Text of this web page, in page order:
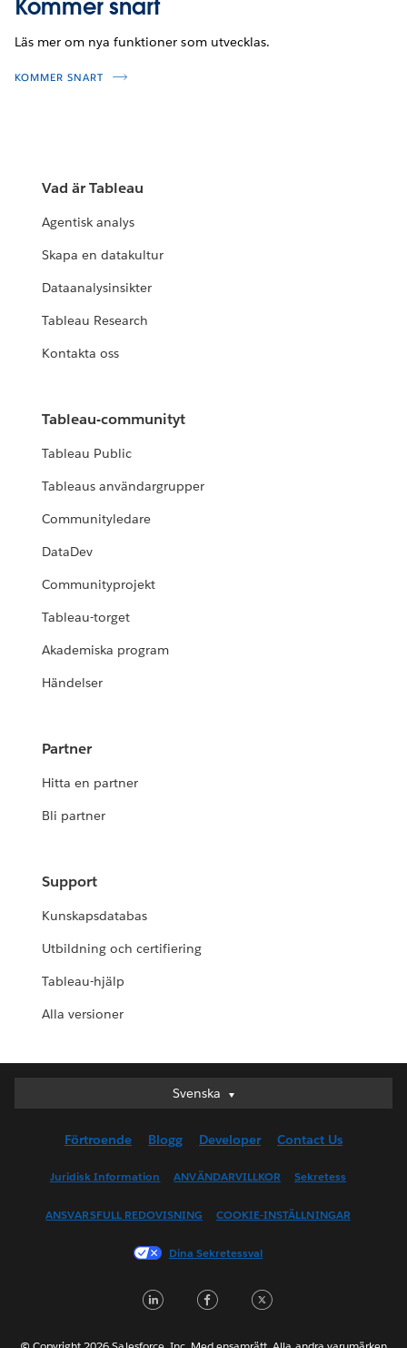
Kommer snart
Läs mer om nya funktioner som utvecklas.
KOMMER SNART
Vad är Tableau
Agentisk analys
Skapa en datakultur
Dataanalysinsikter
Tableau Research
Kontakta oss
Tableau-communityt
Tableau Public
Tableaus användargrupper
Communityledare
DataDev
Communityprojekt
Tableau-torget
Akademiska program
Händelser
Partner
Hitta en partner
Bli partner
Support
Kunskapsdatabas
Utbildning och certifiering
Tableau-hjälp
Alla versioner
Svenska
Svenska
English (UK)
English (US)
Français (Canada)
Français (France)
日本語
Förtroende Blogg Developer Contact Us
Juridisk Information ANVÄNDARVILLKOR Sekretess
ANSVARSFULL REDOVISNING COOKIE-INSTÄLLNINGAR
Dina Sekretessval